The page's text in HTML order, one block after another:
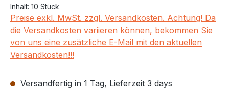
Inhalt: 10 Stück
Preise exkl. MwSt. zzgl. Versandkosten. Achtung! Da
die Versandkosten variieren können, bekommen Sie
von uns eine zusätzliche E-Mail mit den aktuellen
Versandkosten!!!
Versandfertig in 1 Tag, Lieferzeit 3 days